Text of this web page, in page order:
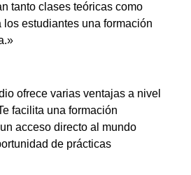
tanto clases teóricas como
estudiantes una formación
ofrece varias ventajas a nivel
facilita una formación
acceso directo al mundo
de prácticas